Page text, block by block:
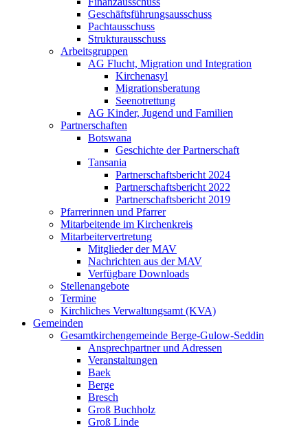
Geschäftsführungsausschuss
Pachtausschuss
Strukturausschuss
Arbeitsgruppen
AG Flucht, Migration und Integration
Kirchenasyl
Migrationsberatung
Seenotrettung
AG Kinder, Jugend und Familien
Partnerschaften
Botswana
Geschichte der Partnerschaft
Tansania
Partnerschaftsbericht 2024
Partnerschaftsbericht 2022
Partnerschaftsbericht 2019
Pfarrerinnen und Pfarrer
Mitarbeitende im Kirchenkreis
Mitarbeitervertretung
Mitglieder der MAV
Nachrichten aus der MAV
Verfügbare Downloads
Stellenangebote
Termine
Kirchliches Verwaltungsamt (KVA)
Gemeinden
Gesamtkirchengemeinde Berge-Gulow-Seddin
Ansprechpartner und Adressen
Veranstaltungen
Baek
Berge
Bresch
Groß Buchholz
Groß Linde